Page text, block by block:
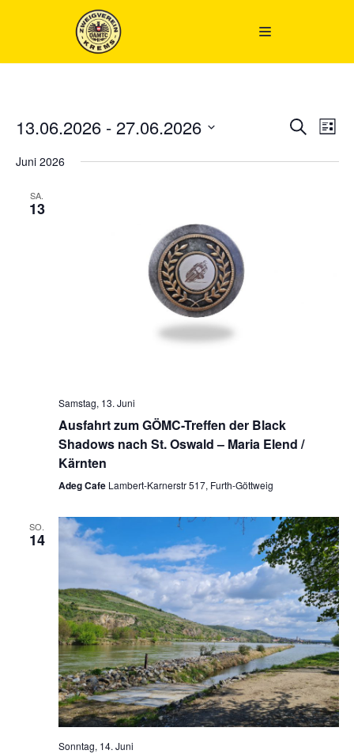
und
SUCHE
LISTE
13.06.2026 - 27.06.2026
wählen.
Juni 2026
SA.
13
Samstag, 13. Juni
Ausfahrt zum GÖMC-Treffen der Black
Shadows nach St. Oswald – Maria Elend /
Kärnten
Adeg Cafe Lambert-Karnerstr 517, Furth-Göttweig
SO.
14
Sonntag, 14. Juni